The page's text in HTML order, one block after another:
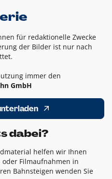
für redaktionelle Zwecke
der Bilder ist nur nach
immer den
GmbH
dabei?
helfen wir Ihnen
oder Filmaufnahmen in
Bahnsteigen wenden Sie